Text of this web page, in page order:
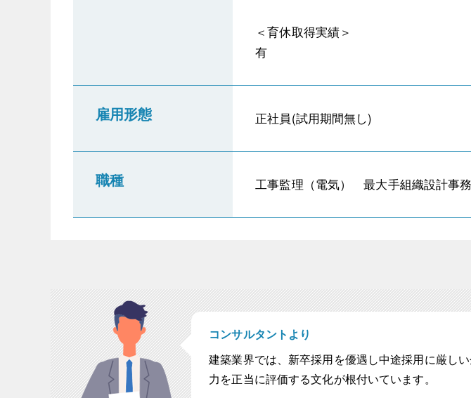
＜育休取得実績＞
有
雇用形態 正社員(試用期間無し)
職種 工事監理（電気） 最大手組織設計事
コンサルタントより
建築業界では、新卒採用を優遇し中途採用に厳し
力を正当に評価する文化が根付いています。